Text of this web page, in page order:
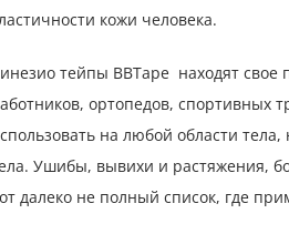
кожи человека.
тейпы BBTape находят
ортопедов, спортивных
на любой области
Ушибы, вывихи и растяжения,
далеко не полный список, где